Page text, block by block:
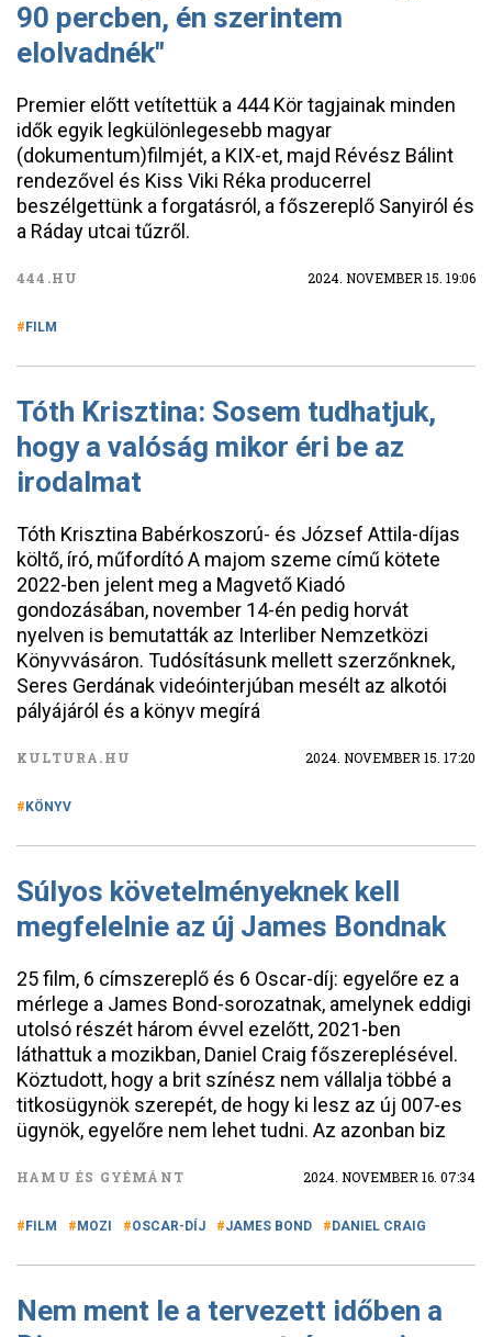
90 percben, én szerintem
elolvadnék"
Premier előtt vetítettük a 444 Kör tagjainak minden
idők egyik legkülönlegesebb magyar
(dokumentum)filmjét, a KIX-et, majd Révész Bálint
rendezővel és Kiss Viki Réka producerrel
beszélgettünk a forgatásról, a főszereplő Sanyiról és
a Ráday utcai tűzről.
444.HU 2024. NOVEMBER 15. 19:06
FILM
Tóth Krisztina: Sosem tudhatjuk,
hogy a valóság mikor éri be az
irodalmat
Tóth Krisztina Babérkoszorú- és József Attila-díjas
költő, író, műfordító A majom szeme című kötete
2022-ben jelent meg a Magvető Kiadó
gondozásában, november 14-én pedig horvát
nyelven is bemutatták az Interliber Nemzetközi
Könyvvásáron. Tudósításunk mellett szerzőnknek,
Seres Gerdának videóinterjúban mesélt az alkotói
pályájáról és a könyv megírá
KULTURA.HU 2024. NOVEMBER 15. 17:20
KÖNYV
Súlyos követelményeknek kell
megfelelnie az új James Bondnak
25 film, 6 címszereplő és 6 Oscar-díj: egyelőre ez a
mérlege a James Bond-sorozatnak, amelynek eddigi
utolsó részét három évvel ezelőtt, 2021-ben
láthattuk a mozikban, Daniel Craig főszereplésével.
Köztudott, hogy a brit színész nem vállalja többé a
titkosügynök szerepét, de hogy ki lesz az új 007-es
ügynök, egyelőre nem lehet tudni. Az azonban biz
HAMU ÉS GYÉMÁNT 2024. NOVEMBER 16. 07:34
FILM MOZI OSCAR-DÍJ JAMES BOND DANIEL CRAIG
Nem ment le a tervezett időben a